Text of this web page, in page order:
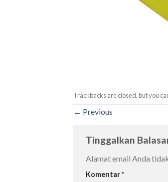
Trackbacks are closed, but you
← Previous
Tinggalkan
Alamat email Anda
Komentar*